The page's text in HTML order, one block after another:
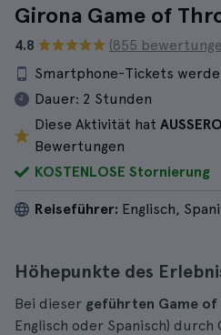
Girona Game of
4.8
(855
Smartphone-Tickets
Dauer: 2 Stunden
Diese Aktivität hat
Bewertungen
KOSTENLOSE Stornierung
Reiseführer: Englisch,
Höhepunkte des
Bei dieser geführten Game
Englisch oder Spanisch) durch